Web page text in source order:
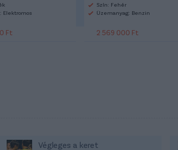
Elektromos
Ft
Szín: Fehér
Üzemanyag: Benzin
2 569 000 Ft
Végleges a keret